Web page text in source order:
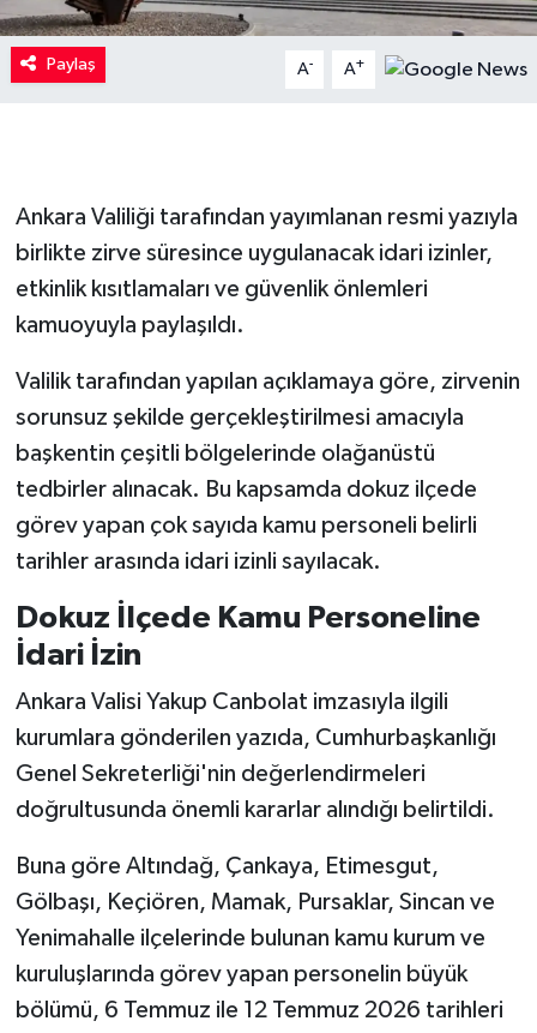
Paylaş A- A+
Ankara Valiliği tarafından yayımlanan resmi yazıyla
birlikte zirve süresince uygulanacak idari izinler,
etkinlik kısıtlamaları ve güvenlik önlemleri
kamuoyuyla paylaşıldı.
Valilik tarafından yapılan açıklamaya göre, zirvenin
sorunsuz şekilde gerçekleştirilmesi amacıyla
başkentin çeşitli bölgelerinde olağanüstü
tedbirler alınacak. Bu kapsamda dokuz ilçede
görev yapan çok sayıda kamu personeli belirli
tarihler arasında idari izinli sayılacak.
Dokuz İlçede Kamu Personeline
İdari İzin
Ankara Valisi Yakup Canbolat imzasıyla ilgili
kurumlara gönderilen yazıda, Cumhurbaşkanlığı
Genel Sekreterliği'nin değerlendirmeleri
doğrultusunda önemli kararlar alındığı belirtildi.
Buna göre Altındağ, Çankaya, Etimesgut,
Gölbaşı, Keçiören, Mamak, Pursaklar, Sincan ve
Yenimahalle ilçelerinde bulunan kamu kurum ve
kuruluşlarında görev yapan personelin büyük
bölümü, 6 Temmuz ile 12 Temmuz 2026 tarihleri